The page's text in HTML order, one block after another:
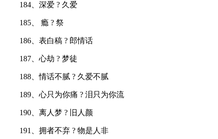
184、深爱 ? 久爱
185、 瘾 ? 祭
186、表白稿 ? 郎情话
187、心劫 ? 梦徒
188、情话不腻 ? 久爱不腻
189、心只为你痛 ? 泪只为你流
190、离人梦 ? 旧人颜
191、拥者不弃 ? 物是人非